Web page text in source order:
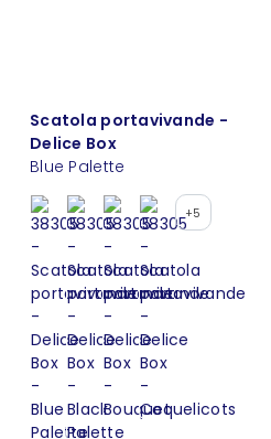
Scatola portavivande -
Delice Box
Blue Palette
+5